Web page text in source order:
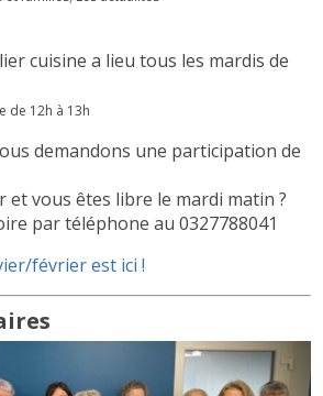
cuisine a lieu tous les mardis de
de 12h à 13h
demandons une participation de
et vous êtes libre le mardi matin ?
par téléphone au 0327788041
février est ici !